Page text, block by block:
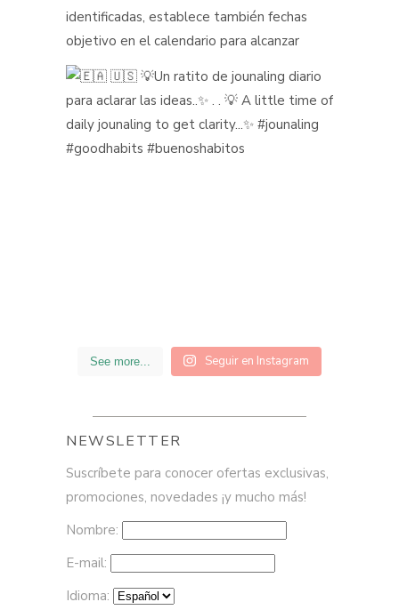
See more... Seguir en Instagram
NEWSLETTER
Suscríbete para conocer ofertas exclusivas,
promociones, novedades ¡y mucho más!
Nombre:
E-mail:
Idioma: